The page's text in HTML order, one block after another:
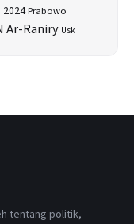
2024Prabowo
Ar-Raniry Usk
tentang politik,